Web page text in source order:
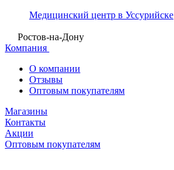
Медицинский центр в Уссурийске
Ростов-на-Дону
Компания
О компании
Отзывы
Оптовым покупателям
Магазины
Контакты
Акции
Оптовым покупателям